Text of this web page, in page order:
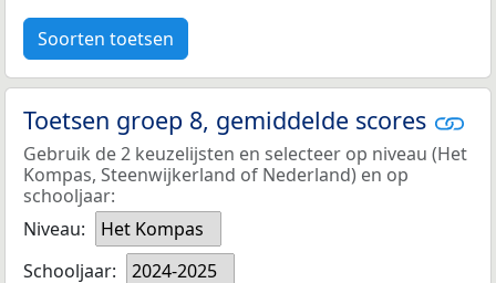
Soorten toetsen
Toetsen groep 8, gemiddelde scores
Gebruik de 2 keuzelijsten en selecteer op niveau (Het
Kompas, Steenwijkerland of Nederland) en op
schooljaar:
Niveau:
Het Kompas
Schooljaar:
2024-2025